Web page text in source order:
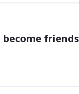
friends